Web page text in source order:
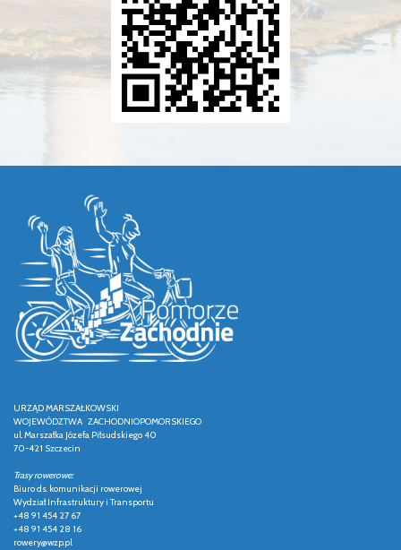
URZĄD MARSZAŁKOWSKI
WOJEWÓDZTWA ZACHODNIOPOMORSKIEGO
ul. Marszałka Józefa Piłsudskiego 40
70-421 Szczecin
Trasy rowerowe:
Biuro ds. komunikacji rowerowej
Wydział Infrastruktury i Transportu
+48 91 454 27 67
+48 91 454 28 16
rowery@wzp.pl